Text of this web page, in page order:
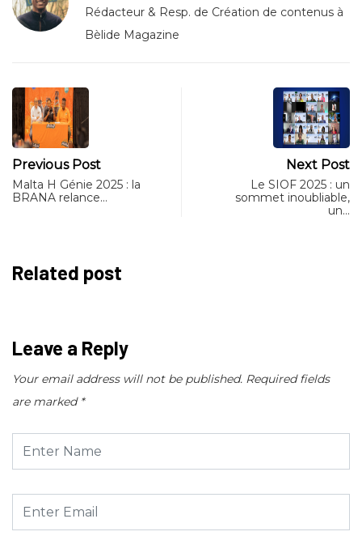
Rédacteur & Resp. de Création de contenus à
Bèlide Magazine
Previous Post
Malta H Génie 2025 : la
BRANA relance…
Next Post
Le SIOF 2025 : un
sommet inoubliable,
un…
Related post
Leave a Reply
Your email address will not be published. Required fields
are marked *